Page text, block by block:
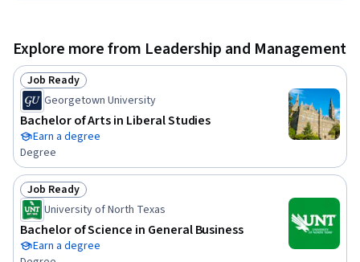
Explore more from Leadership and Management
Status: Job Ready
Job Ready
Georgetown University
Bachelor of Arts in Liberal Studies
Earn a degree
Degree
Status: Job Ready
Job Ready
University of North Texas
Bachelor of Science in General Business
Earn a degree